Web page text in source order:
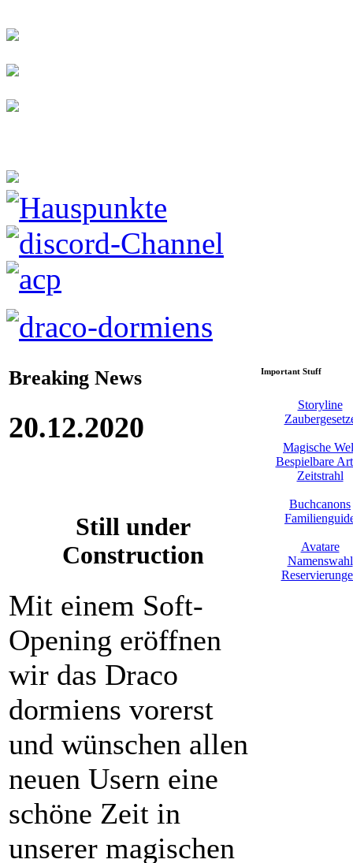
Breaking News
20.12.2020
Still under
Construction
Mit einem Soft-
Opening eröffnen
wir das Draco
dormiens vorerst
und wünschen allen
neuen Usern eine
schöne Zeit in
unserer magischen
Important Stuff
Storyline
Magische
Bespielbare
Zeitstrahl
Buchcanons
Avatare
Namenswahl